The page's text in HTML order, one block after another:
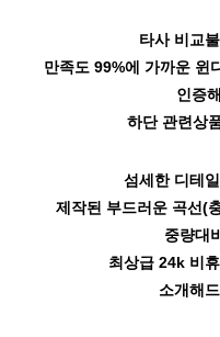
타사 비교
만족도 99%에 가까운 윈
인증
하단 관련상
섬세한 디테
제작된 부드러운 곡선(
중량대
최상급 24k 비휴
소개해